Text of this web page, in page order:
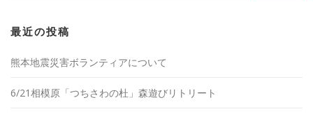
最近の投稿
熊本地震災害ボランティアについて
6/21相模原「つちさわの杜」森遊びリトリート